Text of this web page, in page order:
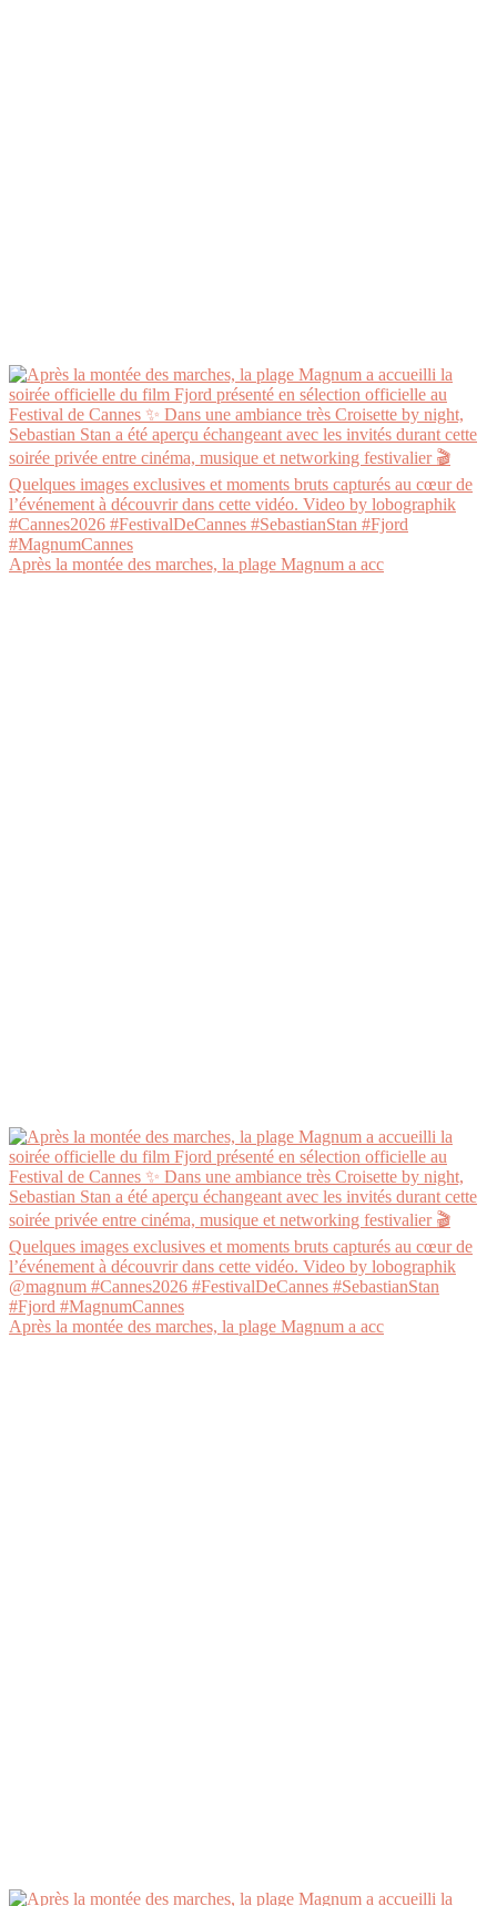
Après la montée des marches, la plage Magnum a acc
Après la montée des marches, la plage Magnum a acc